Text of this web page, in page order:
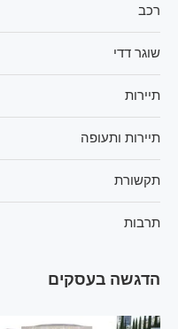
רכב
שוגר דדי
תיירות
תיירות ותעופה
תקשורת
תרבות
הדגשה בעסקים